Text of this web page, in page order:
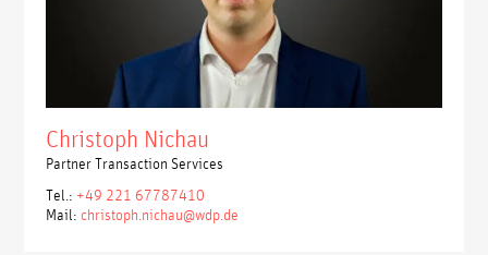
Christoph Nichau
Partner Transaction Services
Tel.: +49 221 67787410
Mail:christoph.nichau@wdp.de